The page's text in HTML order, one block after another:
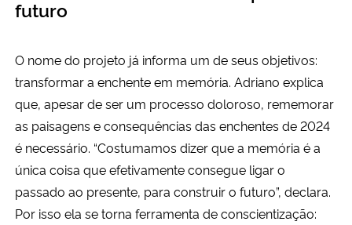
futuro
O nome do projeto já informa um de seus objetivos:
transformar a enchente em memória. Adriano explica
que, apesar de ser um processo doloroso, rememorar
as paisagens e consequências das enchentes de 2024
é necessário. “Costumamos dizer que a memória é a
única coisa que efetivamente consegue ligar o
passado ao presente, para construir o futuro”, declara.
Por isso ela se torna ferramenta de conscientização: